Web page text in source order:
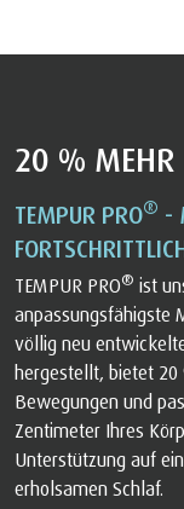
20 % MEHR
TEMPUR PRO® -
TEMPUR PRO® ist
anpassungsfähigste
völlig neu
hergestellt, bietet
Bewegungen und
Zentimeter Ihres
Unterstützung auf
erholsamen Schlaf.